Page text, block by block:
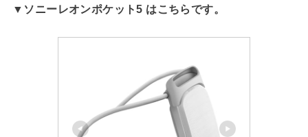
▼ソニーレオンポケット5 はこちらです。